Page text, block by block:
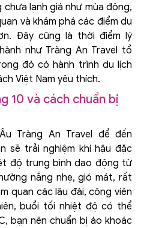
lạnh giá như mùa đông,
và khám phá các điểm du
Đây cũng là thời điểm lý
như Tràng An Travel tổ
đó có hành trình du lịch
Việt Nam yêu thích.
10 và cách chuẩn bị
Tràng An Travel để đến
sẽ trải nghiệm khí hậu đặc
độ trung bình dao động từ
nắng nhẹ, gió mát, rất
quan các lâu đài, công viên
buổi tối nhiệt độ có thể
bạn nên chuẩn bị áo khoác